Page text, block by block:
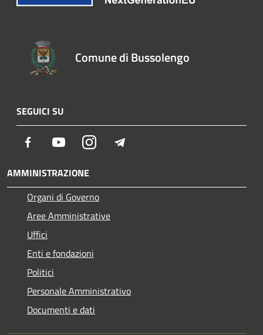
Comune di Bussolengo
SEGUICI SU
Facebook YoutubeInstagram
AMMINISTRAZIONE
Organi di Governo
Aree Amministrative
Uffici
Enti e fondazioni
Politici
Personale Amministrativo
Documenti e dati